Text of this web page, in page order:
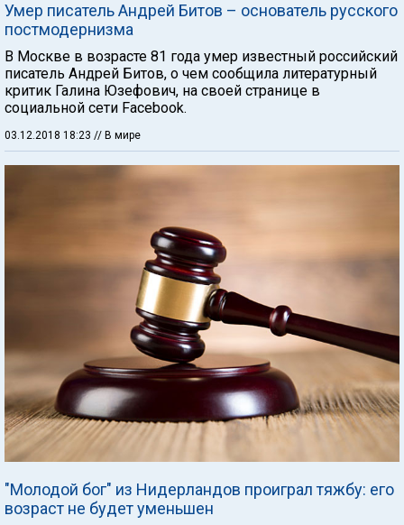
Умер писатель Андрей Битов – основатель русского
постмодернизма
В Москве в возрасте 81 года умер известный российский
писатель Андрей Битов, о чем сообщила литературный
критик Галина Юзефович, на своей странице в
социальной сети Facebook.
03.12.2018 18:23 // В мире
"Молодой бог" из Нидерландов проиграл тяжбу: его
возраст не будет уменьшен